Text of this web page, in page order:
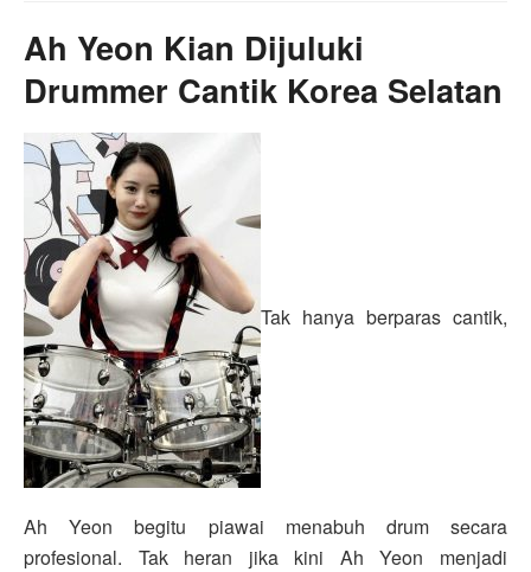
Ah Yeon Kian Dijuluki
Drummer Cantik Korea Selatan
Tak hanya berparas cantik,
Ah Yeon begitu piawai menabuh drum secara
profesional. Tak heran jika kini Ah Yeon menjadi